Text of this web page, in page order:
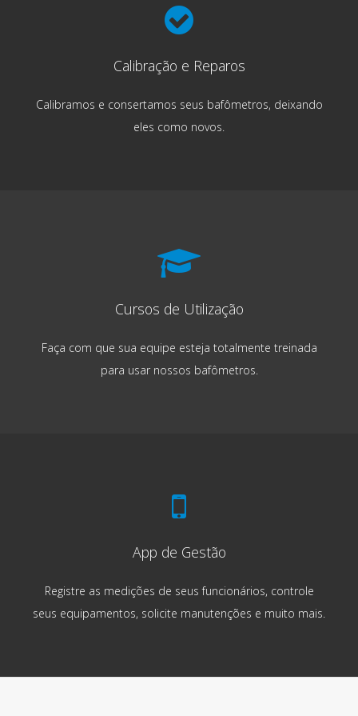
Calibração e Reparos
Calibramos e consertamos seus bafômetros, deixando
eles como novos.
Cursos de Utilização
Faça com que sua equipe esteja totalmente treinada
para usar nossos bafômetros.
App de Gestão
Registre as medições de seus funcionários, controle
seus equipamentos, solicite manutenções e muito mais.